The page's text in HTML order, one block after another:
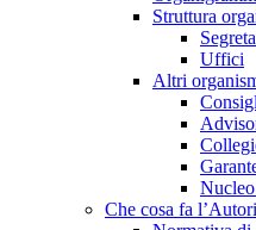
Struttura
Uffici
Altri
Che cosa fa